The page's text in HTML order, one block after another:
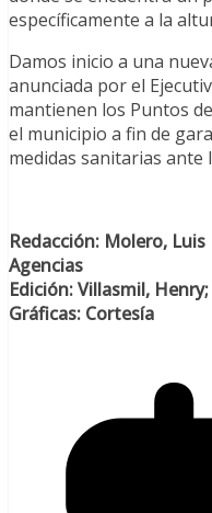
específicamente a la
Damos inicio a una
anunciada por el
mantienen los Puntos
el municipio a fin de
medidas sanitarias ante
Redacción: Molero,
Agencias
Edición: Villasmil,
Gráficas: Cortesía